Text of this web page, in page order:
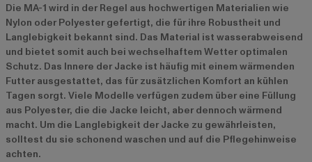
Die MA-1 wird in der Regel aus hochwertigen Materialien wie
Nylon oder Polyester gefertigt, die für ihre Robustheit und
Langlebigkeit bekannt sind. Das Material ist wasserabweisend
und bietet somit auch bei wechselhaftem Wetter optimalen
Schutz. Das Innere der Jacke ist häufig mit einem wärmenden
Futter ausgestattet, das für zusätzlichen Komfort an kühlen
Tagen sorgt. Viele Modelle verfügen zudem über eine Füllung
aus Polyester, die die Jacke leicht, aber dennoch wärmend
macht. Um die Langlebigkeit der Jacke zu gewährleisten,
solltest du sie schonend waschen und auf die Pflegehinweise
achten.